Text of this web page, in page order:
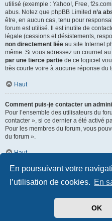
En poursuivant votre
l’utilisation de cookies. En
OK
utilisé (exemple : Yahoo!, Free,
abus. Notez que phpBB Limited n’a
être, en aucun cas, tenu pour
forum est utilisé. Il est inutile de
légale (cessions et désistements,
non directement liée au site Internet
même. Si vous adressez un courriel
par une tierce partie de ce logiciel
très courte voire à aucune réponse du
Haut
Comment puis-je contacter un
Pour l’ensemble des utilisateurs du
contacter », si ce dernier a été activé
Pour les membres du forum, vous
du forum ».
Haut
phpBB ®